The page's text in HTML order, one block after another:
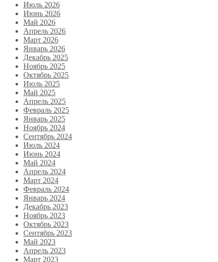
Июль 2026
Июнь 2026
Май 2026
Апрель 2026
Март 2026
Январь 2026
Декабрь 2025
Ноябрь 2025
Октябрь 2025
Июль 2025
Май 2025
Апрель 2025
Февраль 2025
Январь 2025
Ноябрь 2024
Сентябрь 2024
Июль 2024
Июнь 2024
Май 2024
Апрель 2024
Март 2024
Февраль 2024
Январь 2024
Декабрь 2023
Ноябрь 2023
Октябрь 2023
Сентябрь 2023
Май 2023
Апрель 2023
Март 2023